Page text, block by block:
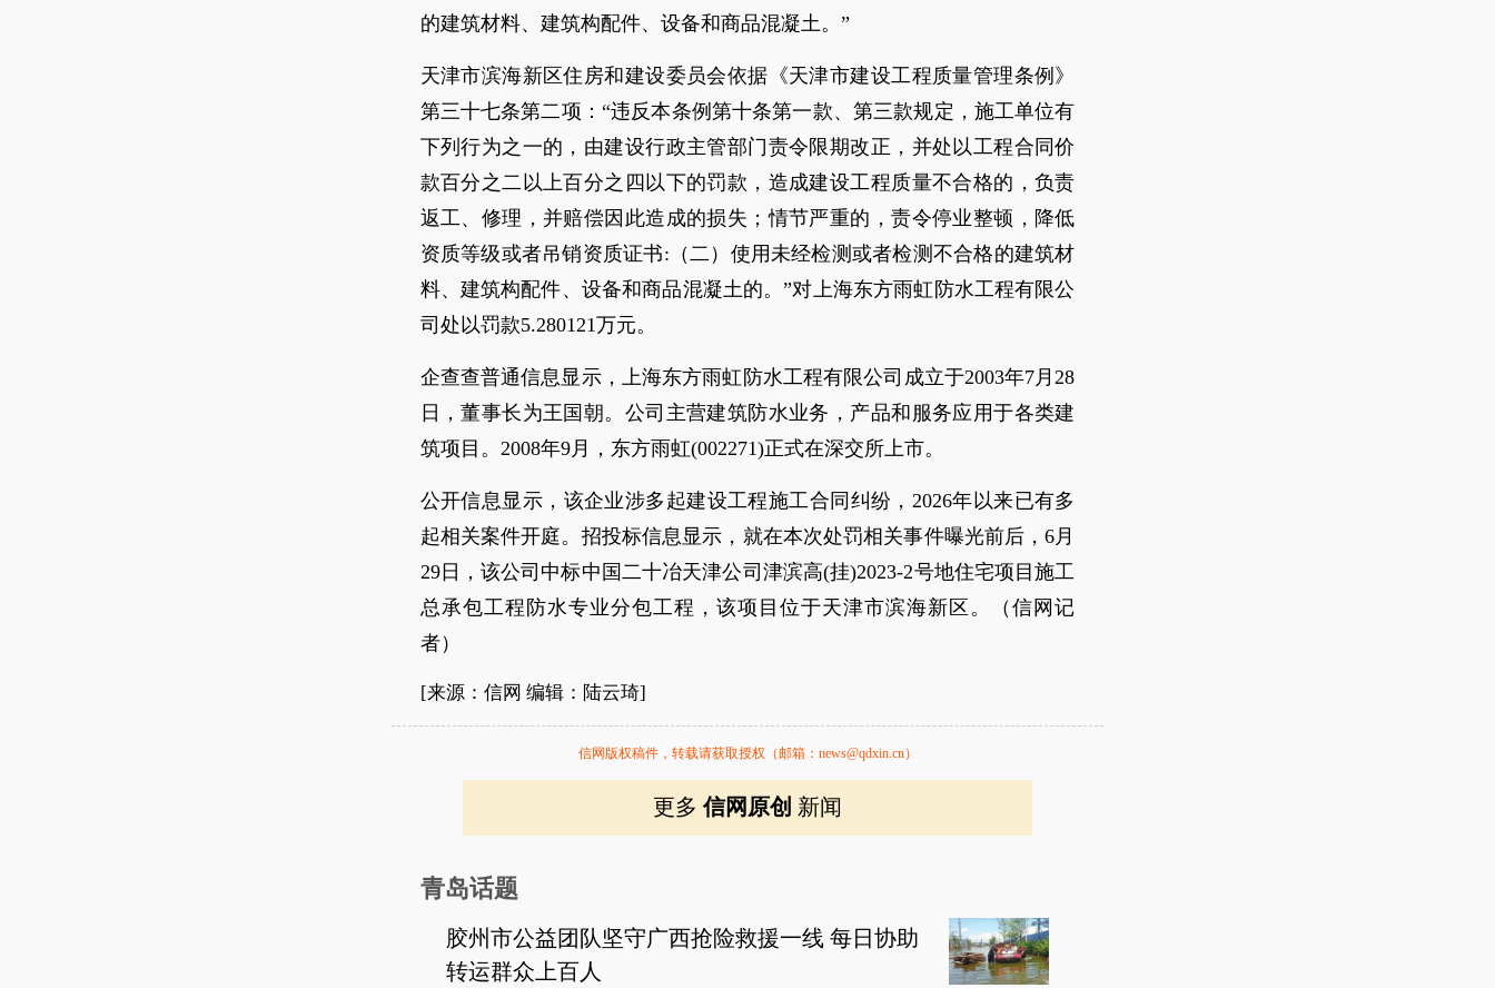
的建筑材料、建筑构配件、设备和商品混凝土。”
天津市滨海新区住房和建设委员会依据《天津市建设工程质量管理条例》
第三十七条第二项：“违反本条例第十条第一款、第三款规定，施工单位有
下列行为之一的，由建设行政主管部门责令限期改正，并处以工程合同价
款百分之二以上百分之四以下的罚款，造成建设工程质量不合格的，负责
返工、修理，并赔偿因此造成的损失；情节严重的，责令停业整顿，降低
资质等级或者吊销资质证书:（二）使用未经检测或者检测不合格的建筑材
料、建筑构配件、设备和商品混凝土的。”对上海东方雨虹防水工程有限公
司处以罚款5.280121万元。
企查查普通信息显示，上海东方雨虹防水工程有限公司成立于2003年7月28
日，董事长为王国朝。公司主营建筑防水业务，产品和服务应用于各类建
筑项目。2008年9月，东方雨虹(002271)正式在深交所上市。
公开信息显示，该企业涉多起建设工程施工合同纠纷，2026年以来已有多
起相关案件开庭。招投标信息显示，就在本次处罚相关事件曝光前后，6月
29日，该公司中标中国二十冶天津公司津滨高(挂)2023-2号地住宅项目施工
总承包工程防水专业分包工程，该项目位于天津市滨海新区。（信网记
者）
[来源：信网 编辑：陆云琦]
信网版权稿件，转载请获取授权（邮箱：news@qdxin.cn）
更多 信网原创 新闻
青岛话题
胶州市公益团队坚守广西抢险救援一线 每日协助
转运群众上百人